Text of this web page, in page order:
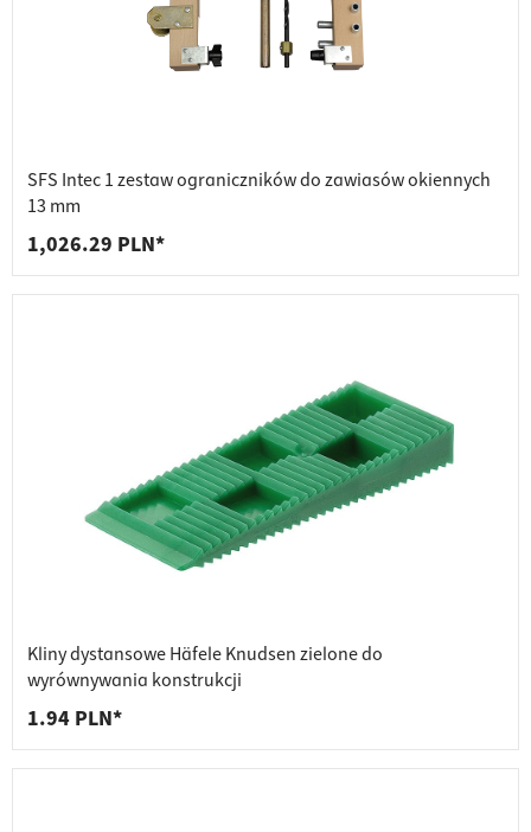
SFS Intec 1 zestaw ograniczników do zawiasów okiennych
13 mm
1,026.29 PLN*
Kliny dystansowe Häfele Knudsen zielone do
wyrównywania konstrukcji
1.94 PLN*